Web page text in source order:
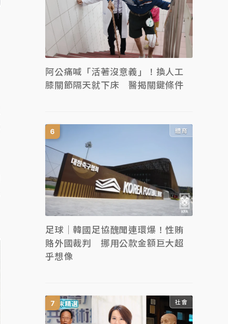
阿公痛喊「活著沒意義」！換人工
膝關節隔天就下床 醫揭關鍵條件
體育
足球｜韓國足協醜聞連環爆！性賄
賂外國裁判 挪用公款金額巨大超
乎想像
社會